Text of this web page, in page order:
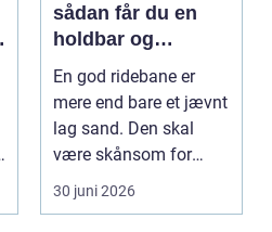
sådan får du en
holdbar og
velfungerende
ridebane
En god ridebane er
mere end bare et jævnt
lag sand. Den skal
være skånsom for
heste, fungere året ru...
30 juni 2026